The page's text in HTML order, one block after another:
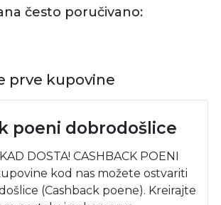
često poručivano:
prve kupovine
poeni dobrodošlice
DOSTA! CASHBACK POENI
kod nas možete ostvariti
(Cashback poene). Kreirajte